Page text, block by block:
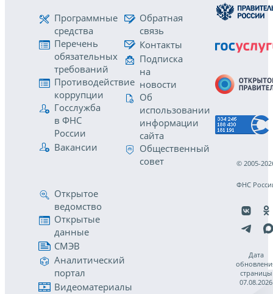
Программные
средства
Перечень
обязательных
требований
Противодействие
коррупции
Госслужба
в ФНС
России
Вакансии
Обратная
связь
Контакты
Подписка
на
новости
Об
использовании
информации
сайта
Общественный
совет
Открытое
ведомство
Открытые
данные
СМЭВ
Аналитический
портал
Видеоматериалы
© 2005-
ФНС
Дата
страницы
07.08.2026